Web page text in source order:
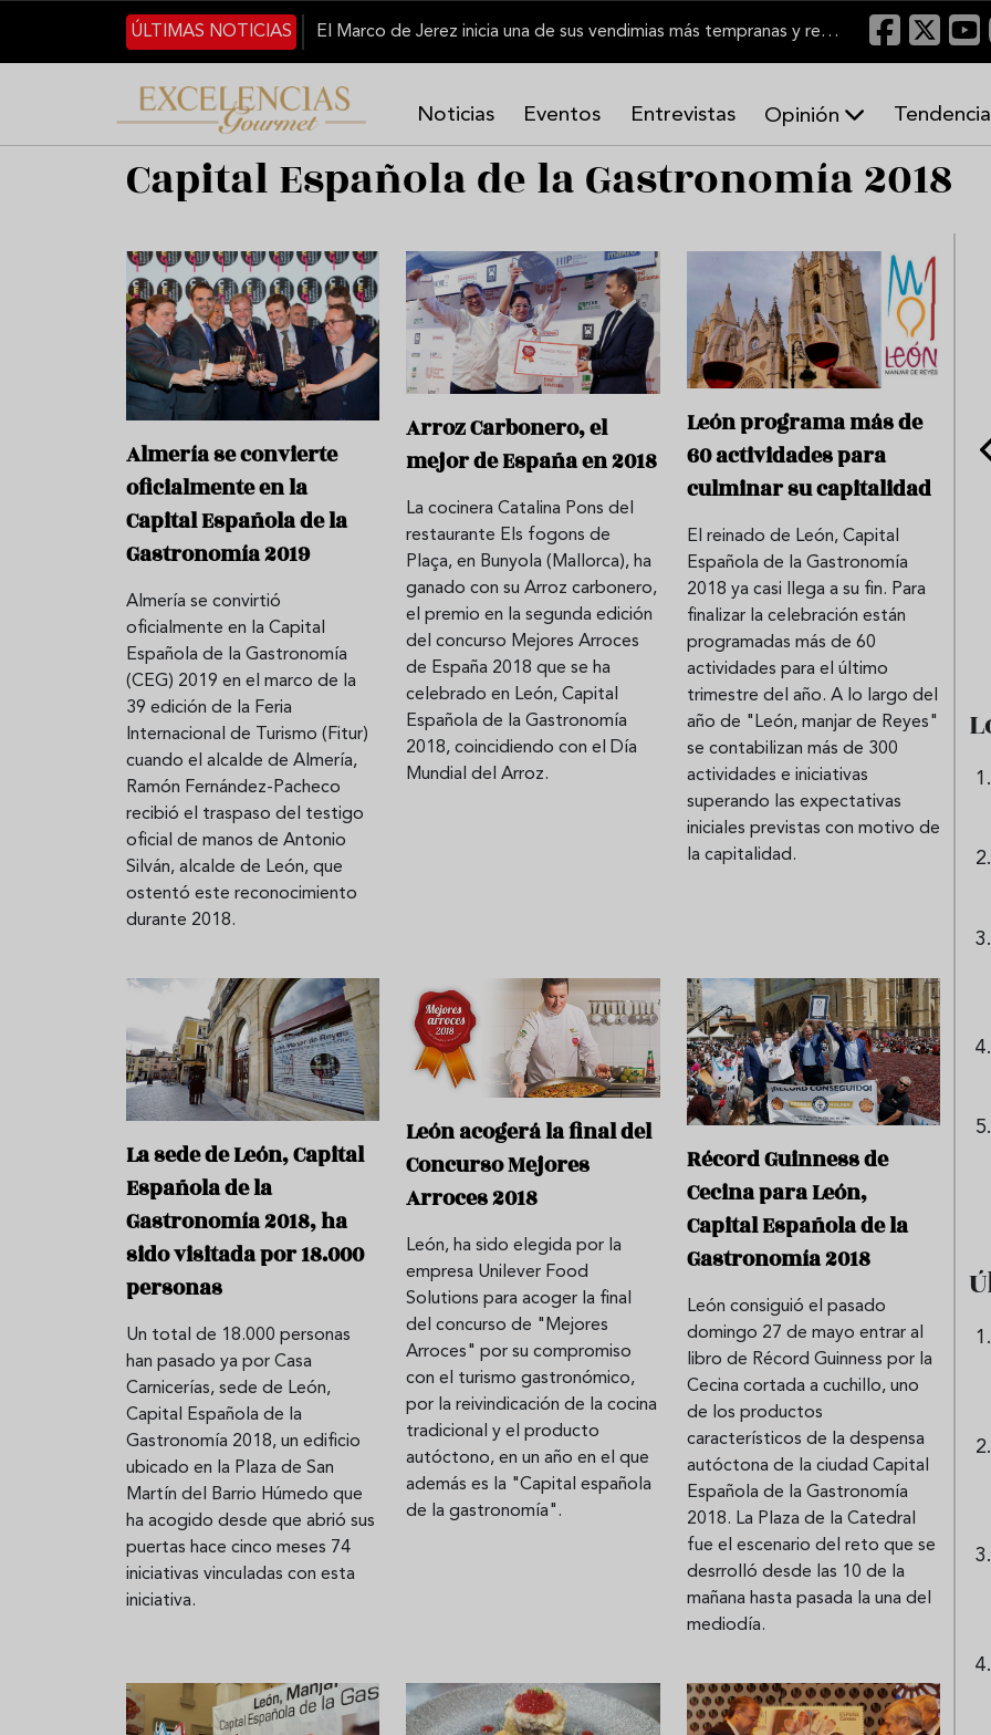
Pasar al contenido principal
ÚLTIMAS NOTICIAS
El Marco de Jerez inicia una de sus vendimias más tempranas y recupera producción
Noticias Eventos Entrevistas Opinión
r
n
a
s
Capital Española de la Gastronomía 2018
Almería se convierte
oficialmente en la
Capital Española de la
Gastronomía 2019
Almería se convirtió
oficialmente en la Capital
Española de la Gastronomía
(CEG) 2019 en el marco de la
39 edición de la Feria
Internacional de Turismo (Fitur)
cuando el alcalde de Almería,
Ramón Fernández-Pacheco
recibió el traspaso del testigo
oficial de manos de Antonio
Silván, alcalde de León, que
ostentó este reconocimiento
durante 2018.
Arroz Carbonero, el
mejor de España en 2018
La cocinera Catalina Pons del
restaurante Els fogons de
Plaça, en Bunyola (Mallorca), ha
ganado con su Arroz carbonero,
el premio en la segunda edición
del concurso Mejores Arroces
de España 2018 que se ha
celebrado en León, Capital
Española de la Gastronomía
2018, coincidiendo con el Día
Mundial del Arroz.
León programa más de
60 actividades para
culminar su capitalidad
El reinado de León, Capital
Española de la Gastronomía
2018 ya casi llega a su fin. Para
finalizar la celebración están
programadas más de 60
actividades para el último
trimestre del año. A lo largo del
año de "León, manjar de Reyes"
se contabilizan más de 300
actividades e iniciativas
superando las expectativas
iniciales previstas con motivo de
la capitalidad.
La sede de León, Capital
Española de la
Gastronomía 2018, ha
sido visitada por 18.000
personas
Un total de 18.000 personas
han pasado ya por Casa
Carnicerías, sede de León,
Capital Española de la
Gastronomía 2018, un edificio
ubicado en la Plaza de San
Martín del Barrio Húmedo que
ha acogido desde que abrió sus
puertas hace cinco meses 74
iniciativas vinculadas con esta
iniciativa.
León acogerá la final del
Concurso Mejores
Arroces 2018
León, ha sido elegida por la
empresa Unilever Food
Solutions para acoger la final
del concurso de "Mejores
Arroces" por su compromiso
con el turismo gastronómico,
por la reivindicación de la cocina
tradicional y el producto
autóctono, en un año en el que
además es la "Capital española
de la gastronomía".
Récord Guinness de
Cecina para León,
Capital Española de la
Gastronomía 2018
León consiguió el pasado
domingo 27 de mayo entrar al
libro de Récord Guinness por la
Cecina cortada a cuchillo, uno
de los productos
característicos de la despensa
autóctona de la ciudad Capital
Española de la Gastronomía
2018. La Plaza de la Catedral
fue el escenario del reto que se
desrrolló desde las 10 de la
mañana hasta pasada la una del
mediodía.
Historia y receta de la
auténtica boloñesa
Ni sangría ni tinto de verano:
aprende a preparar granizado
de vino especiado
Aceitunas: el aperitivo estrella
del verano